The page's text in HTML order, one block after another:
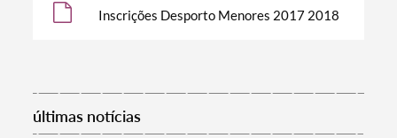
Inscrições Desporto Menores 2017 2018
últimas notícias